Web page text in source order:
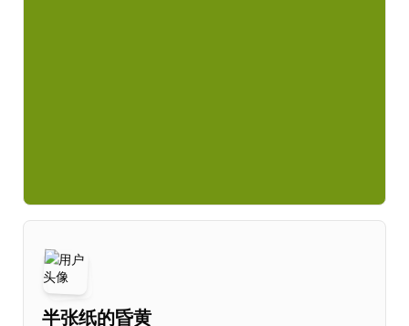
半张纸的昏黄